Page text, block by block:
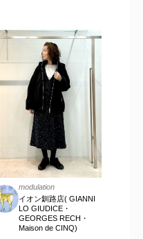
modulation
イオン釧路店( GIANNI
LO GIUDICE・
GEORGES RECH・
Maison de CINQ)